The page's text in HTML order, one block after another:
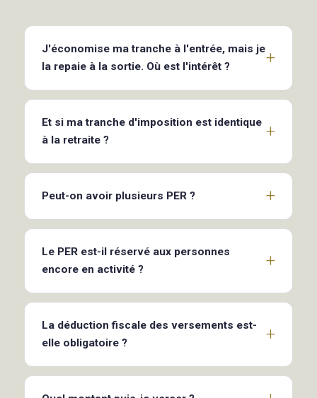
J'économise ma tranche à l'entrée, mais je
la repaie à la sortie. Où est l'intérêt ?
Et si ma tranche d'imposition est identique
à la retraite ?
Peut-on avoir plusieurs PER ?
Le PER est-il réservé aux personnes
encore en activité ?
La déduction fiscale des versements est-
elle obligatoire ?